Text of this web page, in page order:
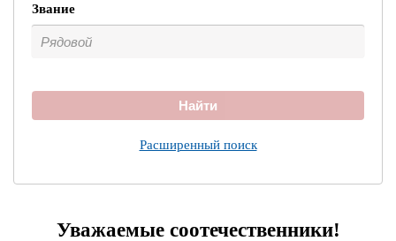
Звание
Найти
Расширенный поиск
Уважаемые соотечественники!